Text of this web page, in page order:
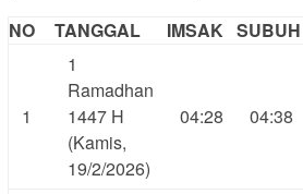
NO
TANGGAL IMSAK SUBUH
1
1
Ramadhan
1447 H
(Kamis,
19/2/2026)
04:28 04:38